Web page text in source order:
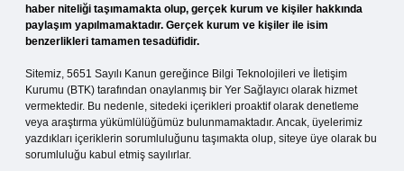
haber niteliği taşımamakta olup, gerçek kurum ve kişiler hakkında
paylaşım yapılmamaktadır. Gerçek kurum ve kişiler ile isim
benzerlikleri tamamen tesadüfidir.
Sitemiz, 5651 Sayılı Kanun gereğince Bilgi Teknolojileri ve İletişim
Kurumu (BTK) tarafından onaylanmış bir Yer Sağlayıcı olarak hizmet
vermektedir. Bu nedenle, sitedeki içerikleri proaktif olarak denetleme
veya araştırma yükümlülüğümüz bulunmamaktadır. Ancak, üyelerimiz
yazdıkları içeriklerin sorumluluğunu taşımakta olup, siteye üye olarak bu
sorumluluğu kabul etmiş sayılırlar.